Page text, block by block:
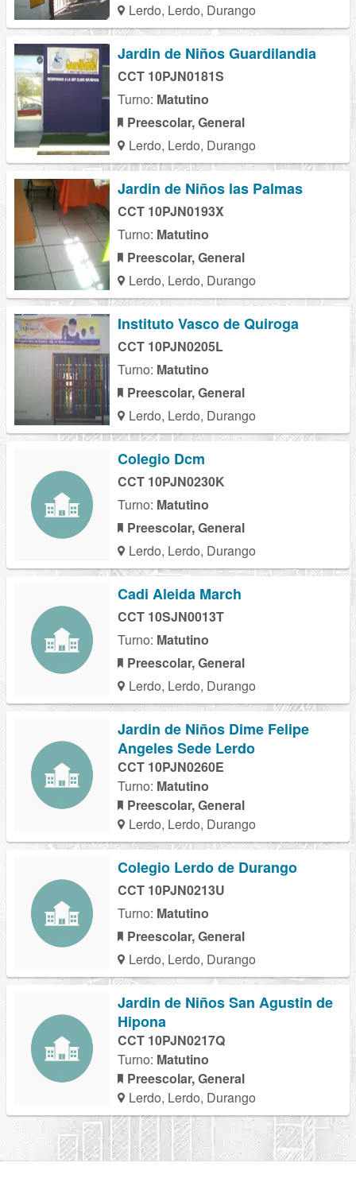
Lerdo, Lerdo, Durango
Jardin de Niños Guardilandia
CCT 10PJN0181S
Turno: Matutino
Preescolar, General
Lerdo, Lerdo, Durango
Jardin de Niños las Palmas
CCT 10PJN0193X
Turno: Matutino
Preescolar, General
Lerdo, Lerdo, Durango
Instituto Vasco de Quiroga
CCT 10PJN0205L
Turno: Matutino
Preescolar, General
Lerdo, Lerdo, Durango
Colegio Dcm
CCT 10PJN0230K
Turno: Matutino
Preescolar, General
Lerdo, Lerdo, Durango
Cadi Aleida March
CCT 10SJN0013T
Turno: Matutino
Preescolar, General
Lerdo, Lerdo, Durango
Jardin de Niños Dime Felipe
Angeles Sede Lerdo
CCT 10PJN0260E
Turno: Matutino
Preescolar, General
Lerdo, Lerdo, Durango
Colegio Lerdo de Durango
CCT 10PJN0213U
Turno: Matutino
Preescolar, General
Lerdo, Lerdo, Durango
Jardin de Niños San Agustin de
Hipona
CCT 10PJN0217Q
Turno: Matutino
Preescolar, General
Lerdo, Lerdo, Durango